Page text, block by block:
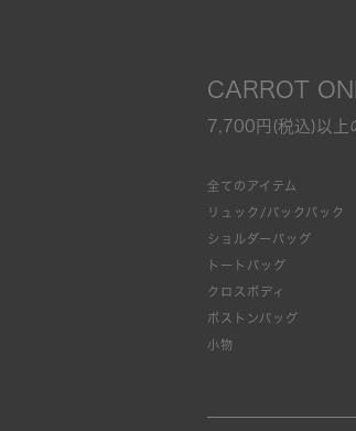
CARROT
7,700円(税込)以上
全てのアイテム
リュック/バックパック
ショルダーバッグ
トートバッグ
クロスボディ
ボストンバッグ
小物